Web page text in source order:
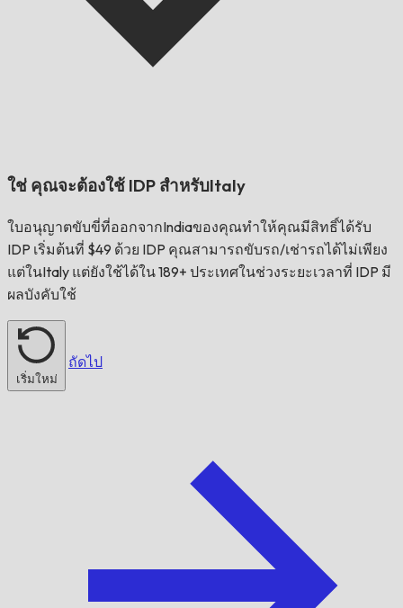
ใช่ คุณจะต้องใช้ IDP สำหรับItaly
ใบอนุญาตขับขี่ที่ออกจากIndiaของคุณทำให้คุณมีสิทธิ์ได้รับ
IDP เริ่มต้นที่ $49 ด้วย IDP คุณสามารถขับรถ/เช่ารถได้ไม่เพียง
แต่ในItaly แต่ยังใช้ได้ใน 189+ ประเทศในช่วงระยะเวลาที่ IDP มี
ผลบังคับใช้
เริ่มใหม่
ถัดไป